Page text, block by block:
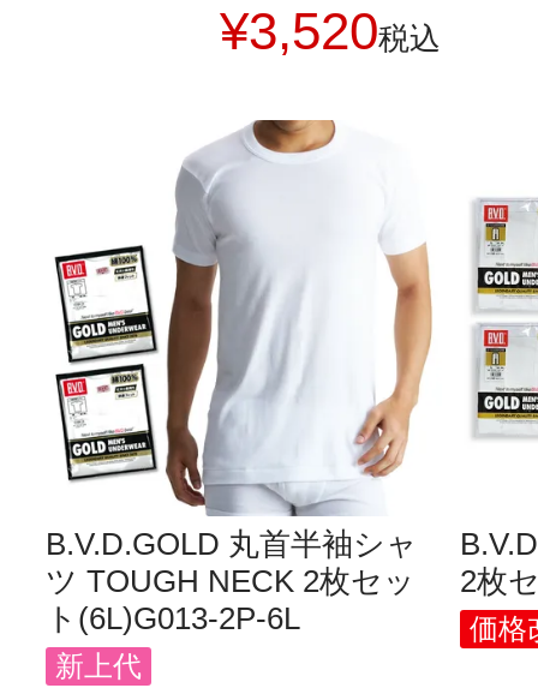
¥3,520税込
B.V.D.GOLD 丸首半袖シャ
ツ TOUGH NECK 2枚セッ
ト(6L)G013-2P-6L
新上代
2枚
価格